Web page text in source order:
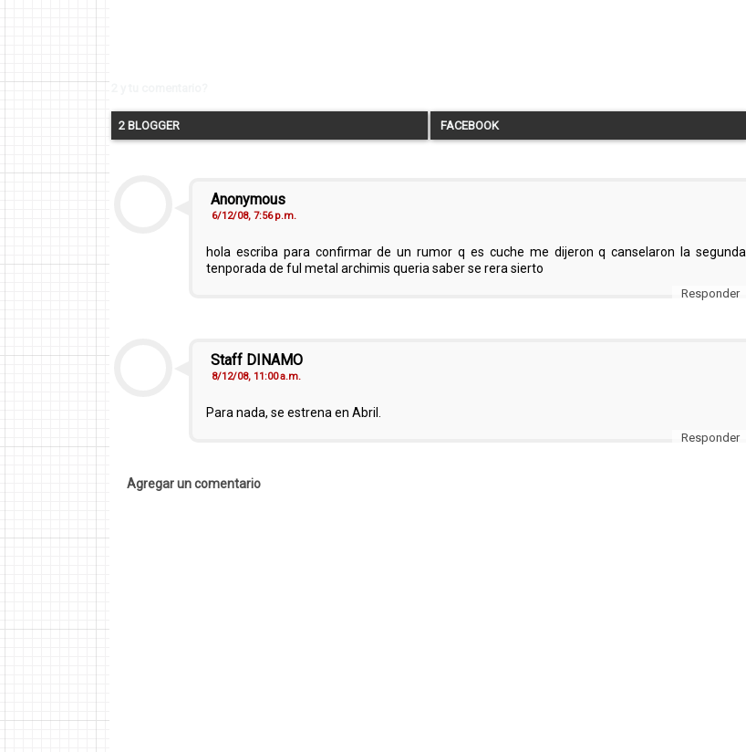
2 BLOGGER FACEBOOK
Anonymous
6/12/08, 7:56 p.m.
hola escriba para confirmar de un rumor q es cuche me dijeron q canselaron la segunda
tenporada de ful metal archimis queria saber se rera sierto
Responder
Staff DINAMO
8/12/08, 11:00 a.m.
Para nada, se estrena en Abril.
Responder
Agregar un comentario